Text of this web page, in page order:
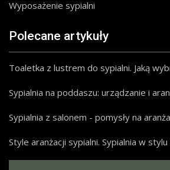
Wyposażenie sypialni
Polecane artykuły
Toaletka z lustrem do sypialni. Jaką
Sypialnia na poddaszu: urządzanie i
Sypialnia z salonem - pomysły na
Style aranżacji sypialni. Sypialnia w